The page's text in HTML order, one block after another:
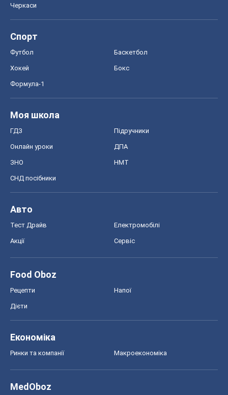
Черкаси
Спорт
Футбол Баскетбол
Хокей Бокс
Формула-1
Моя школа
ГДЗ Підручники
Онлайн уроки ДПА
ЗНО НМТ
СНД посібники
Авто
Тест Драйв Електромобілі
Акції Сервіс
Food Oboz
Рецепти Напої
Дієти
Економіка
Ринки та компанії Макроекономіка
MedOboz